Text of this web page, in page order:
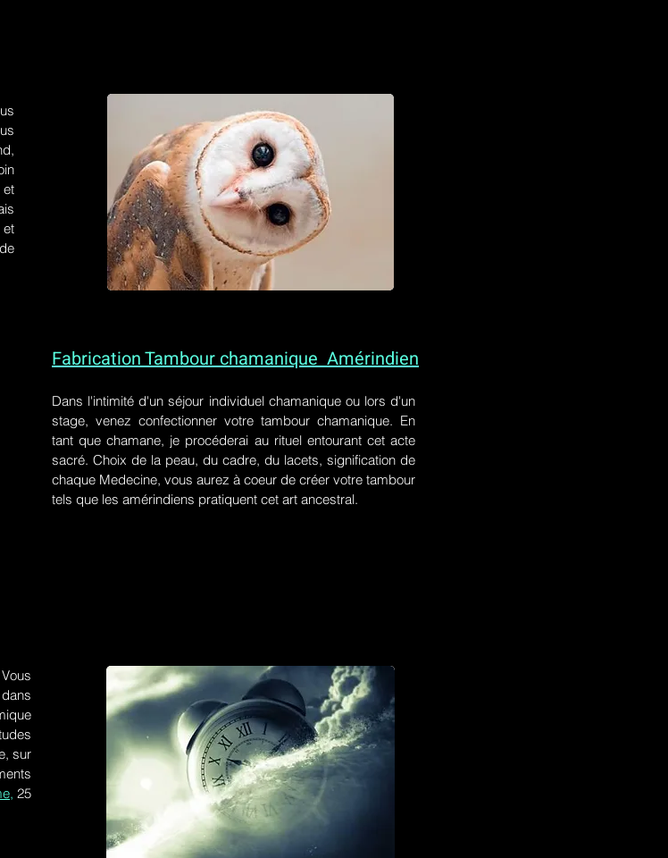
et
Fabrication Tambour chamanique Amérindien
Dans l'intimité d'unséjour individuel chamaniqueou lors d'un
stage, venez confectionner votre tambour chamanique. En
tant que chamane, je procéderai au rituel entourant cet acte
sacré. Choix de la peau, du cadre, du lacets, signification de
chaque Medecine, vous aurez à coeur de créer votre tambour
tels que les amérindiens pratiquent cet art ancestral.
sur
25